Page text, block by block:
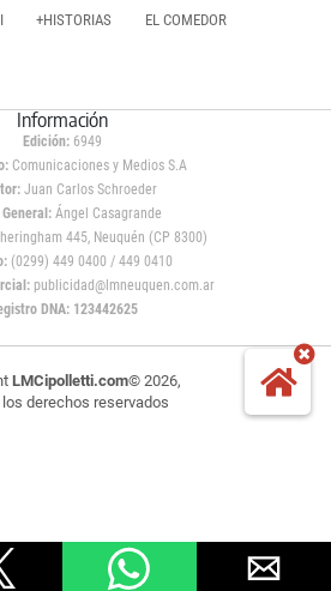
+HISTORIAS EL COMEDOR
Información
Edición: 6949
Comunicaciones y Medios S.A
Juan Carlos Schroeder
Ángel Casagrande
445, Neuquén (CP 8300)
(0299) 449 0400 / 449 0410
publicidad@lmneuquen.com.ar
DNA: 123442625
LMCipolletti.com© 2026,
derechos reservados